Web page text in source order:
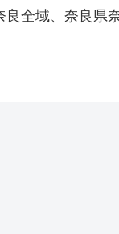
良全域、奈良県